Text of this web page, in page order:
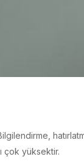
çok yüksektir.